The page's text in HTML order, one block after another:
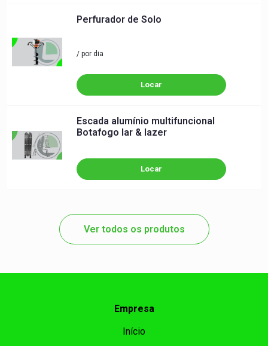
Perfurador de Solo
/ por dia
Locar
Escada alumínio multifuncional
Botafogo lar & lazer
Locar
Ver todos os produtos
Empresa
Início